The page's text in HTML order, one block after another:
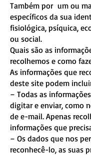
Também por um ou
específicos da sua
fisiológica, psíquica,
ou social.
Quais são as
recolhemos e como
As informações que
deste site podem
– Todas as
digitar e enviar, como
de e-mail. Apenas
informações que
– Os dados que nos
reconhecê-lo, as suas